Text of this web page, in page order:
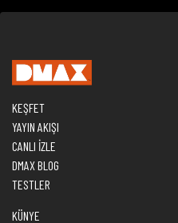
KEŞFET
YAYIN AKIŞI
CANLI İZLE
DMAX BLOG
TESTLER
KÜNYE